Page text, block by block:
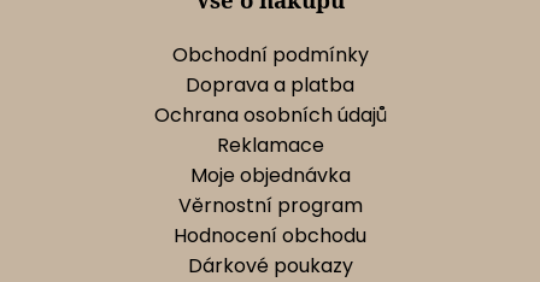
v
k
y
v
ý
p
i
s
u
Obchodní podmínky
Doprava a platba
Ochrana osobních údajů
Reklamace
Moje objednávka
Věrnostní program
Hodnocení obchodu
Dárkové poukazy